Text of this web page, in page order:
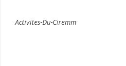
Activites-Du-Ciremm